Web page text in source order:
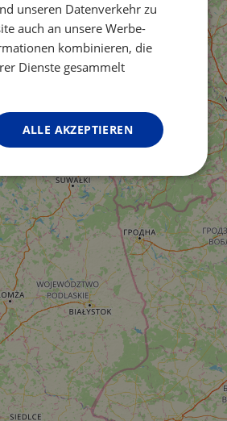
ENGLISH
FRENCH
unseren Datenverkehr zu
auch an unsere Werbe-
kombinieren, die
Dienste gesammelt
ALLE AKZEPTIEREN
Unklassifizierte
Unklassifizierte
Benutzeranmeldung und die
verwendet werden.
the Django web development
to help protect a site
software attack on web forms.